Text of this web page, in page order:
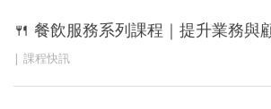
🍴 餐飲服務系列課程｜提升業務
課程快訊